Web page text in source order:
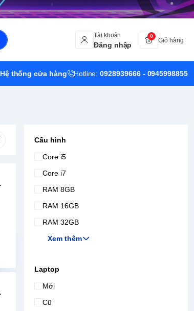
Tài khoản
Đăng nhập
0
Giỏ hàng
Hệ thống cửa hàng Hotline:0928939666 - 0945998855
Cấu hình
Core i5
Core i7
RAM 8GB
RAM 16GB
RAM 32GB
Xem thêm
Laptop
Mới
Cũ